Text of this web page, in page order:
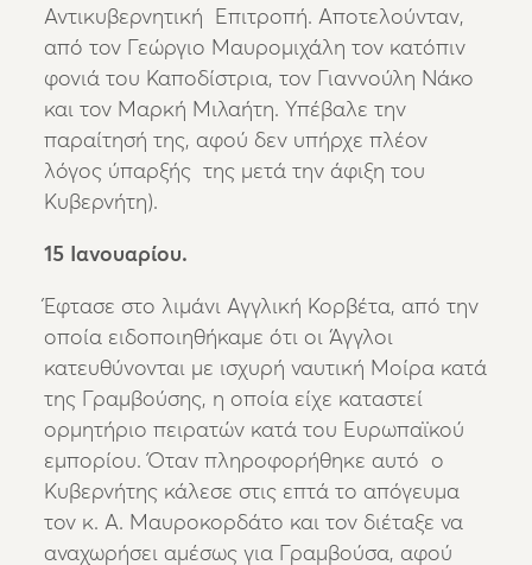
Αντικυβερνητική Επιτροπή. Αποτελούνταν,
από τον Γεώργιο Μαυρομιχάλη τον κατόπιν
φονιά του Καποδίστρια, τον Γιαννούλη Νάκο
και τον Μαρκή Μιλαήτη. Υπέβαλε την
παραίτησή της, αφού δεν υπήρχε πλέον
λόγος ύπαρξής της μετά την άφιξη του
Κυβερνήτη).
15 Ιανουαρίου.
Έφτασε στο λιμάνι Αγγλική Κορβέτα, από την
οποία ειδοποιηθήκαμε ότι οι Άγγλοι
κατευθύνονται με ισχυρή ναυτική Μοίρα κατά
της Γραμβούσης, η οποία είχε καταστεί
ορμητήριο πειρατών κατά του Ευρωπαϊκού
εμπορίου. Όταν πληροφορήθηκε αυτό ο
Κυβερνήτης κάλεσε στις επτά το απόγευμα
τον κ. Α. Μαυροκορδάτο και τον διέταξε να
αναχωρήσει αμέσως για Γραμβούσα, αφού